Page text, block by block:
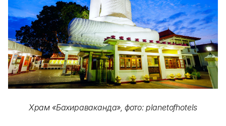
Храм «Бахираваканда», фото: planetofhotels